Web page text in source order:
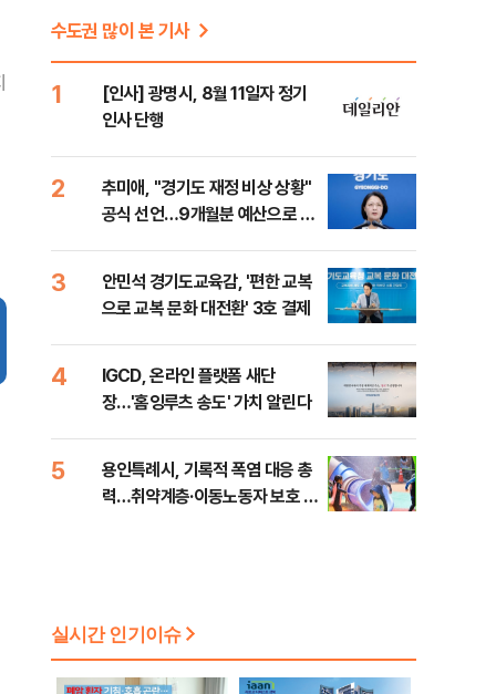
수도권 많이 본 기사
1
[인사] 광명시, 8월 11일자 정기
인사 단행
2
추미애, "경기도 재정 비상 상황"
공식 선언…9개월분 예산으로 민
3
안민석 경기도교육감, '편한 교복
으로 교복 문화 대전환' 3호 결제
4
IGCD, 온라인 플랫폼 새단
장…'홈잉루츠 송도' 가치 알린다
5
용인특례시, 기록적 폭염 대응 총
력…취약계층·이동노동자 보호 강